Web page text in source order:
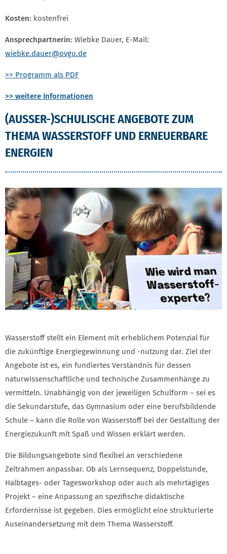
Kosten: kostenfrei
Ansprechpartnerin: Wiebke Dauer, E-Mail:
wiebke.dauer@ovgu.de
>> Programm als PDF
>> weitere Informationen
(AUSSER-)SCHULISCHE ANGEBOTE ZUM T
HEMA WASSERSTOFF UND ERNEUERBARE E
NERGIEN
Wasserstoff stellt ein Element mit erheblichem Potenzial für
die zukünftige Energiegewinnung und -nutzung dar. Ziel der
Angebote ist es, ein fundiertes Verständnis für dessen
naturwissenschaftliche und technische Zusammenhänge zu
vermitteln. Unabhängig von der jeweiligen Schulform – sei es
die Sekundarstufe, das Gymnasium oder eine berufsbildende
Schule – kann die Rolle von Wasserstoff bei der Gestaltung der
Energiezukunft mit Spaß und Wissen erklärt werden.
Die Bildungsangebote sind flexibel an verschiedene
Zeitrahmen anpassbar. Ob als Lernsequenz, Doppelstunde,
Halbtages- oder Tagesworkshop oder auch als mehrtägiges
Projekt – eine Anpassung an spezifische didaktische
Erfordernisse ist gegeben. Dies ermöglicht eine strukturierte
Auseinandersetzung mit dem Thema Wasserstoff.